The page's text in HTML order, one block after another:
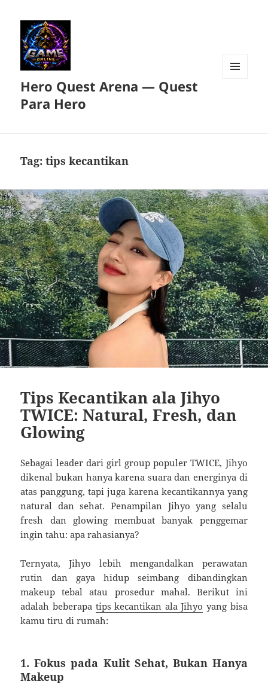
Hero Quest Arena — Quest
Para Hero
Tag:tips kecantikan
Tips Kecantikan ala Jihyo
TWICE: Natural, Fresh, dan
Glowing
Sebagai leader dari girl group populer TWICE, Jihyo
dikenal bukan hanya karena suara dan energinya di
atas panggung, tapi juga karena kecantikannya yang
natural dan sehat. Penampilan Jihyo yang selalu
fresh dan glowing membuat banyak penggemar
ingin tahu: apa rahasianya?
Ternyata, Jihyo lebih mengandalkan perawatan
rutin dan gaya hidup seimbang dibandingkan
makeup tebal atau prosedur mahal. Berikut ini
adalah beberapa tips kecantikan ala Jihyo yang bisa
kamu tiru di rumah:
1. Fokus pada Kulit Sehat, Bukan Hanya
Makeup